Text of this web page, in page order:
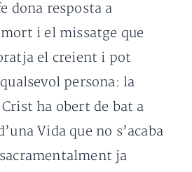
dona resposta a
i el missatge que
el creient i pot
persona: la
ha obert de bat a
Vida que no s’acaba
ja